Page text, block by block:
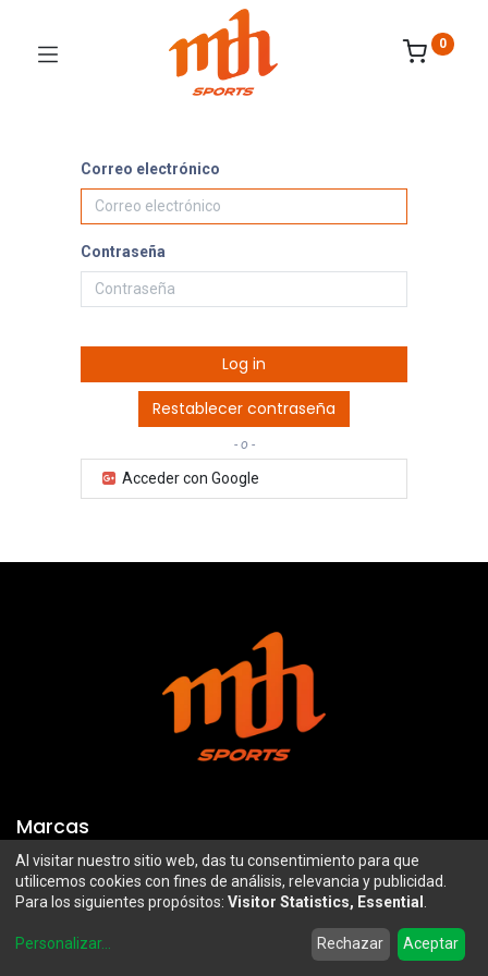
Wishlist Account
0
Correo electrónico
Contraseña
Log in
Restablecer contraseña
- o -
Acceder con Google
Marcas
Troy Lee Designs
100%
Airoh
Mazawi
SIDI
Al visitar nuestro sitio web, das tu consentimiento para que
utilicemos cookies con fines de análisis, relevancia y publicidad.
Para los siguientes propósitos: Visitor Statistics, Essential
Personalizar... Rechazar Aceptar